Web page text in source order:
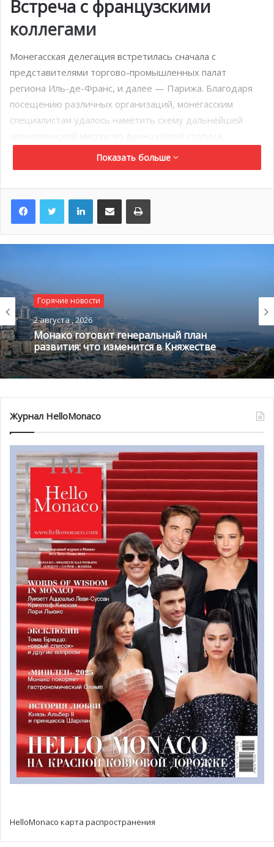
Встреча с французскими
коллегами
Монегасская делегация встретилась сначала с
представителями торгово-промышленных палат
региона Иль-де-Франс, и далее — Парижа. Благодаря
посещению различных организаций, монегасским
специалистам удалось наметить схему дальнейшей
Временные рамки этого проекта, первоначально
запланированного на март этого года, переносятся на
@ DR Monaco Economic Board (MEB)
Канадские партнёры
Следующий день был посвящён встречам монегасской
делегации с канадскими коллегами. Лидеров MEB
приветствовали в канадском посольстве во Франции
посол, г-жа Изабель Юдон, и главный торговый
представитель Николя Ле Паж.
Показать больше
LinkedInПоделиться по электронной почте Распечатать
Горячие новости
2 августа , 2026
Монако готовит генеральный план
развития: что изменится в Княжестве
Горячие новости
1 августа , 2026
Благотворительный забег в Монако
помог детям на пяти континентах
Журнал HelloMonaco
HelloMonaco карта распространения